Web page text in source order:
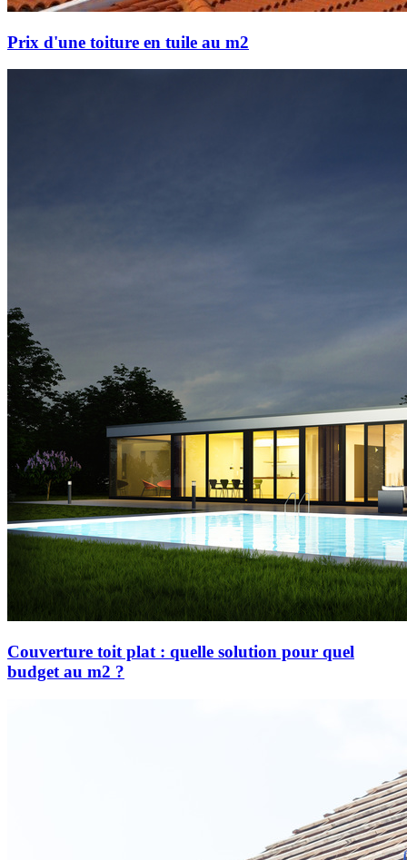
Prix d'une toiture en tuile au m2
Couverture toit plat : quelle solution pour quel
budget au m2 ?